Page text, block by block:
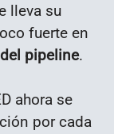
lleva su
fuerte en
pipeline.
ahora se
por cada